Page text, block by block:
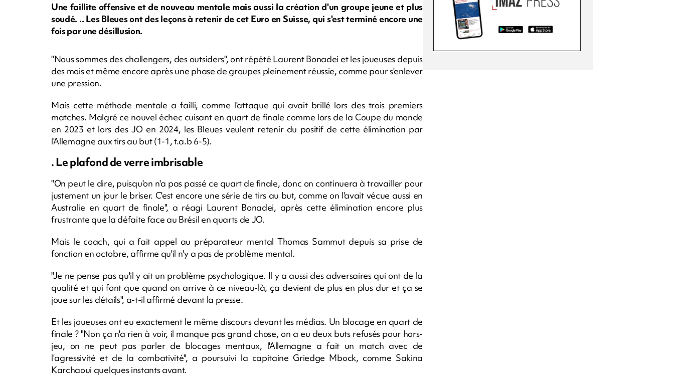
Une faillite offensive et de nouveau mentale mais aussi la création d'un groupe jeune et plus
soudé. .. Les Bleues ont des leçons à retenir de cet Euro en Suisse, qui s'est terminé encore une
fois par une désillusion.
"Nous sommes des challengers, des outsiders", ont répété Laurent Bonadei et les joueuses depuis
des mois et même encore après une phase de groupes pleinement réussie, comme pour s'enlever
une pression.
Mais cette méthode mentale a failli, comme l'attaque qui avait brillé lors des trois premiers
matches. Malgré ce nouvel échec cuisant en quart de finale comme lors de la Coupe du monde
en 2023 et lors des JO en 2024, les Bleues veulent retenir du positif de cette élimination par
l'Allemagne aux tirs au but (1-1, t.a.b 6-5).
. Le plafond de verre imbrisable
"On peut le dire, puisqu'on n'a pas passé ce quart de finale, donc on continuera à travailler pour
justement un jour le briser. C'est encore une série de tirs au but, comme on l'avait vécue aussi en
Australie en quart de finale", a réagi Laurent Bonadei, après cette élimination encore plus
frustrante que la défaite face au Brésil en quarts de JO.
Mais le coach, qui a fait appel au préparateur mental Thomas Sammut depuis sa prise de
fonction en octobre, affirme qu'il n'y a pas de problème mental.
"Je ne pense pas qu'il y ait un problème psychologique. Il y a aussi des adversaires qui ont de la
qualité et qui font que quand on arrive à ce niveau-là, ça devient de plus en plus dur et ça se
joue sur les détails", a-t-il affirmé devant la presse.
Et les joueuses ont eu exactement le même discours devant les médias. Un blocage en quart de
finale ? "Non ça n'a rien à voir, il manque pas grand chose, on a eu deux buts refusés pour hors-
jeu, on ne peut pas parler de blocages mentaux, l'Allemagne a fait un match avec de
l’agressivité et de la combativité", a poursuivi la capitaine Griedge Mbock, comme Sakina
Karchaoui quelques instants avant.